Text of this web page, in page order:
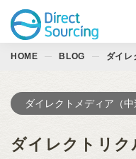
サービス一覧
LinkedIn製品
HOME BLOG ダイレ
ダイレクトメディア（中
ダイレクトリ